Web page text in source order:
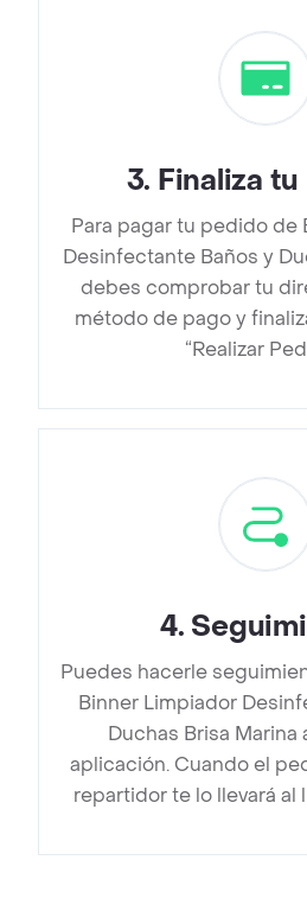
3. Finaliza
Para pagar tu pedido de
Desinfectante Baños y
debes comprobar tu
método de pago y
“Realizar
4.
Puedes hacerle
Binner Limpiador
Duchas Brisa Marina
aplicación. Cuando el
repartidor te lo llevará al